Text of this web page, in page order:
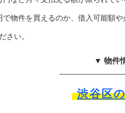
で物件を買えるのか、借入可能額
さい。
▼ 物件
渋谷区